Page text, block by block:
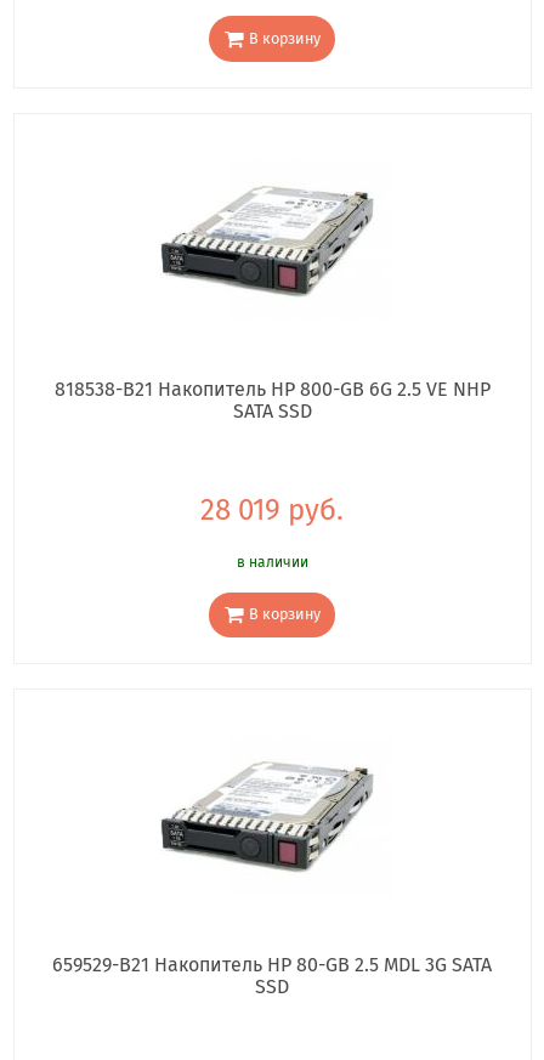
В корзину
818538-B21 Накопитель HP 800-GB 6G 2.5 VE NHP
SATA SSD
28 019 руб.
в наличии
В корзину
659529-B21 Накопитель HP 80-GB 2.5 MDL 3G SATA
SSD